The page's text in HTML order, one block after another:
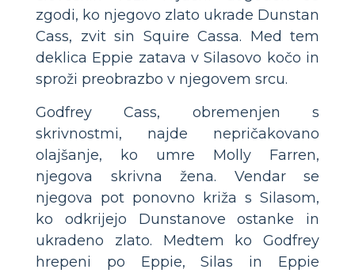
zgodi, ko njegovo zlato ukrade Dunstan
Cass, zvit sin Squire Cassa. Med tem
deklica Eppie zatava v Silasovo kočo in
sproži preobrazbo v njegovem srcu.
Godfrey Cass, obremenjen s
skrivnostmi, najde nepričakovano
olajšanje, ko umre Molly Farren,
njegova skrivna žena. Vendar se
njegova pot ponovno križa s Silasom,
ko odkrijejo Dunstanove ostanke in
ukradeno zlato. Medtem ko Godfrey
hrepeni po Eppie, Silas in Eppie